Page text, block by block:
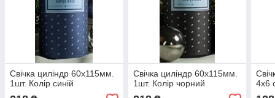
Свічка циліндр 60х115мм.
1шт. Колір синій
Свічка циліндр 60х115мм.
1шт. Колір чорний
4х6